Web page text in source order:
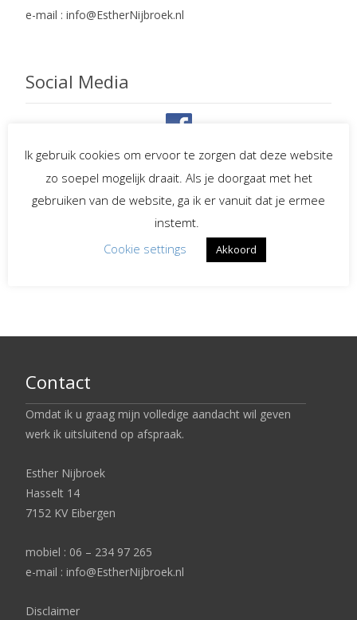
e-mail : info@EstherNijbroek.nl
Social Media
Spreekster bij uitvaarten
Begeleiding bij
verlies en rouw
Contact
Omdat ik u graag mijn volledige aandacht wil geven
werk ik uitsluitend op afspraak.
Esther Nijbroek
Hasselt 14
7152 KV Eibergen
mobiel : 06 – 234 97 265
e-mail : info@EstherNijbroek.nl
Disclaimer
Ik gebruik cookies om ervoor te zorgen dat deze website
zo soepel mogelijk draait. Als je doorgaat met het
gebruiken van de website, ga ik er vanuit dat je ermee
instemt.
Cookie settings
Akkoord